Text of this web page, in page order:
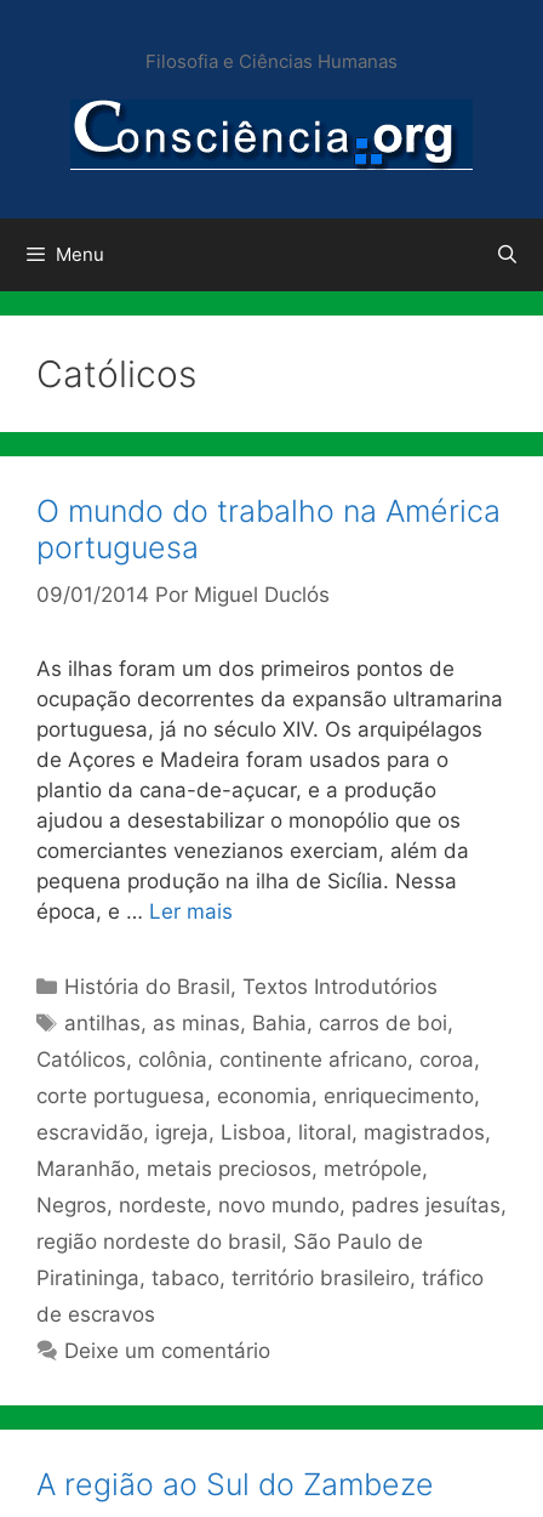
conteúdo
Filosofia e Ciências Humanas
Menu
Católicos
O mundo do trabalho na América
portuguesa
09/01/2014 Por Miguel Duclós
As ilhas foram um dos primeiros pontos de
ocupação decorrentes da expansão ultramarina
portuguesa, já no século XIV. Os arquipélagos
de Açores e Madeira foram usados para o
plantio da cana-de-açucar, e a produção
ajudou a desestabilizar o monopólio que os
comerciantes venezianos exerciam, além da
pequena produção na ilha de Sicília. Nessa
época, e … Ler mais
Categorias
História do Brasil,Textos Introdutórios
Tags
antilhas, as minas, Bahia, carros de boi,
Católicos, colônia, continente africano, coroa,
corte portuguesa, economia, enriquecimento,
escravidão, igreja, Lisboa, litoral, magistrados,
Maranhão, metais preciosos, metrópole,
Negros, nordeste, novo mundo, padres jesuítas,
região nordeste do brasil, São Paulo de
Piratininga, tabaco, território brasileiro, tráfico
de escravos
Deixe um comentário
A região ao Sul do Zambeze